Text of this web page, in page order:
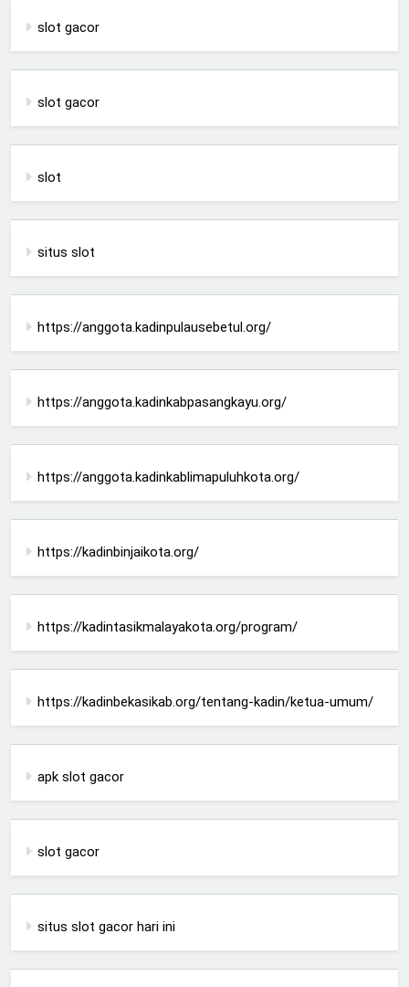
slot gacor
slot gacor
slot
situs slot
https://anggota.kadinpulausebetul.org/
https://anggota.kadinkabpasangkayu.org/
https://anggota.kadinkablimapuluhkota.org/
https://kadinbinjaikota.org/
https://kadintasikmalayakota.org/program/
https://kadinbekasikab.org/tentang-kadin/ketua-umum/
apk slot gacor
slot gacor
situs slot gacor hari ini